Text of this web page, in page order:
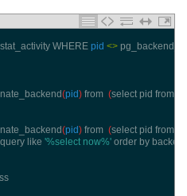
WHERE pid <>
(pid) from (select pid from
(pid) from (select pid from
query like '%select now%' order by